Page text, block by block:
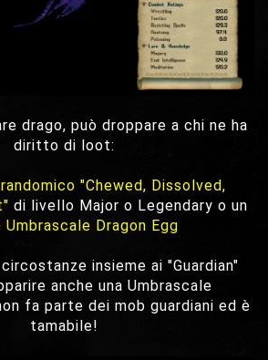
drago, può droppare a chi ne ha
diritto di loot:
"Chewed, Dissolved,
di livello Major o Legendary o un
Umbrascale Dragon Egg
insieme ai "Guardian"
anche una Umbrascale
fa parte dei mob guardiani ed è
tamabile!